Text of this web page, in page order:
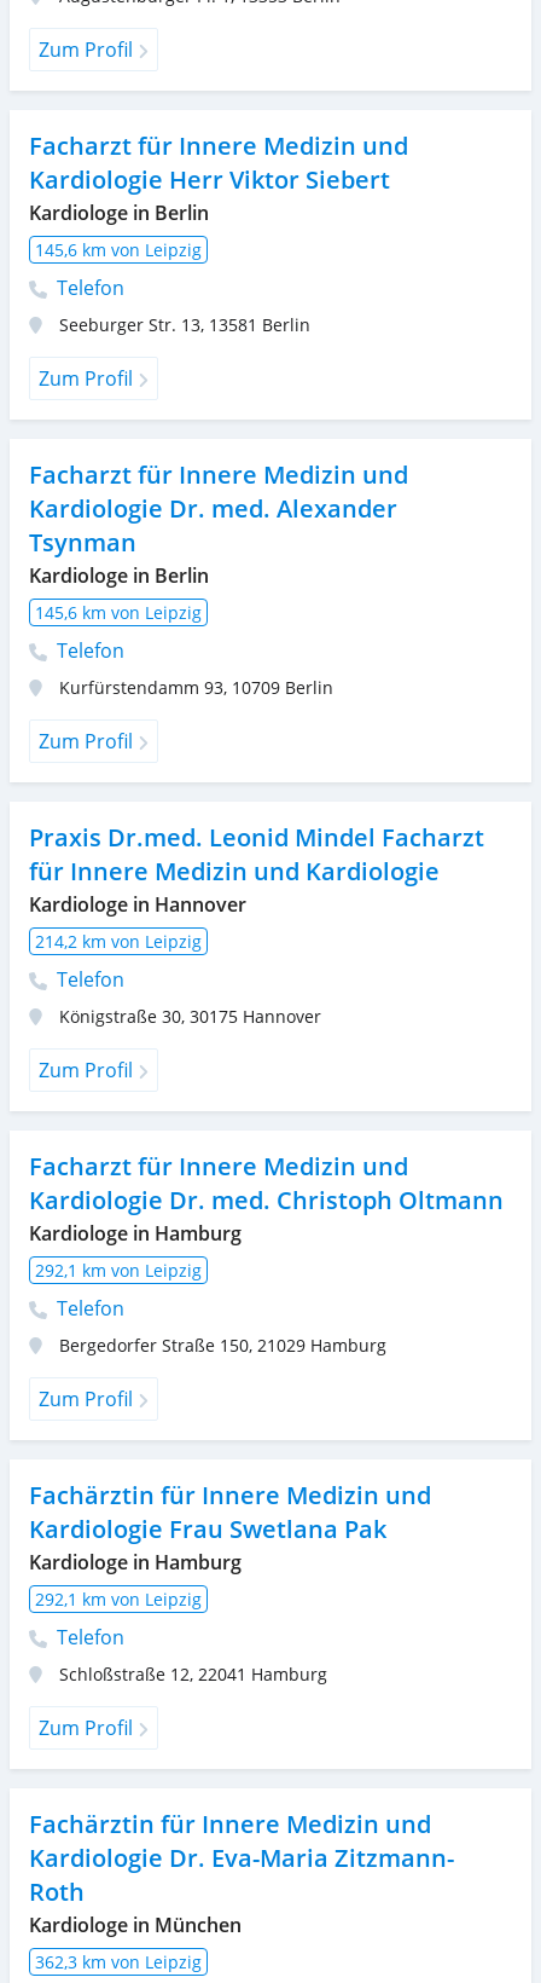
Zum Profil
Facharzt für Innere Medizin und
Kardiologie Herr Viktor Siebert
Kardiologe in Berlin
145,6 km von Leipzig
Telefon
Seeburger Str. 13, 13581 Berlin
Zum Profil
Facharzt für Innere Medizin und
Kardiologie Dr. med. Alexander
Tsynman
Kardiologe in Berlin
145,6 km von Leipzig
Telefon
Kurfürstendamm 93, 10709 Berlin
Zum Profil
Praxis Dr.med. Leonid Mindel Facharzt
für Innere Medizin und Kardiologie
Kardiologe in Hannover
214,2 km von Leipzig
Telefon
Königstraße 30, 30175 Hannover
Zum Profil
Facharzt für Innere Medizin und
Kardiologie Dr. med. Christoph Oltmann
Kardiologe in Hamburg
292,1 km von Leipzig
Telefon
Bergedorfer Straße 150, 21029 Hamburg
Zum Profil
Fachärztin für Innere Medizin und
Kardiologie Frau Swetlana Pak
Kardiologe in Hamburg
292,1 km von Leipzig
Telefon
Schloßstraße 12, 22041 Hamburg
Zum Profil
Fachärztin für Innere Medizin und
Kardiologie Dr. Eva-Maria Zitzmann-
Roth
Kardiologe in München
362,3 km von Leipzig